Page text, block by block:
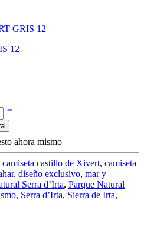
12
ahora mismo
camiseta castillo de Xivert, camiseta
, diseño exclusivo, mar y
Serra d’Irta, Parque Natural
, Serra d’Irta, Sierra de Irta,